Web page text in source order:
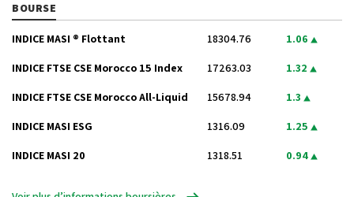
BOURSE
INDICE MASI ® Flottant 18304.76 1.06
INDICE FTSE CSE Morocco 15 Index 17263.03 1.32
INDICE FTSE CSE Morocco All-Liquid 15678.94 1.3
INDICE MASI ESG 1316.09 1.25
INDICE MASI 20 1318.51 0.94